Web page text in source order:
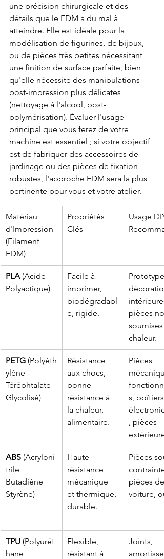
une précision chirurgicale et des
détails que le FDM a du mal à
atteindre. Elle est idéale pour la
modélisation de figurines, de bijoux,
ou de pièces très petites nécessitant
une finition de surface parfaite, bien
qu'elle nécessite des manipulations
post-impression plus délicates
(nettoyage à l'alcool, post-
polymérisation). Évaluer l'usage
principal que vous ferez de votre
machine est essentiel ; si votre objectif
est de fabriquer des accessoires de
jardinage ou des pièces de fixation
robustes, l'approche FDM sera la plus
pertinente pour vous et votre atelier.
Matériau
d'Impression
(Filament
FDM)
Propriétés
Clés
Usage DIY
PLA (Acide
Polyactique)
Facile à
imprimer,
biodégradabl
e, rigide.
pièces
soumises
chaleur.
PETG (Polyéth
ylène
Téréphtalate
Glycolisé)
Résistance
aux chocs,
bonne
résistance à
la chaleur,
alimentaire.
Pièces
s, boîtiers
, pièces
ABS (Acryloni
trile
Butadiène
Styrène)
Haute
résistance
mécanique
et thermique,
durable.
Pièces
pièces de
voiture,
TPU (Polyurét
hane
Flexible,
résistant à
Joints,